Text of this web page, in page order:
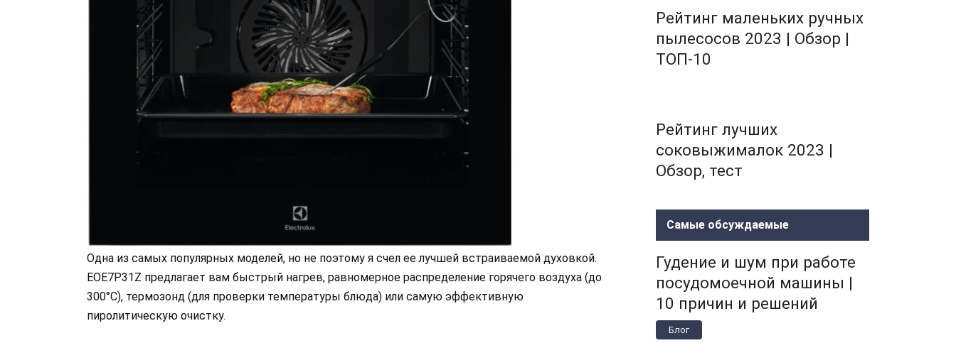
Одна из самых популярных моделей, но не поэтому я счел ее лучшей встраиваемой духовкой.
EOE7P31Z предлагает вам быстрый нагрев, равномерное распределение горячего воздуха (до
300°C), термозонд (для проверки температуры блюда) или самую эффективную
пиролитическую очистку.
Рейтинг маленьких ручных
пылесосов 2023 | Обзор |
ТОП-10
Рейтинг лучших
соковыжималок 2023 |
Обзор, тест
Самые обсуждаемые
Гудение и шум при работе
посудомоечной машины |
10 причин и решений
Блог